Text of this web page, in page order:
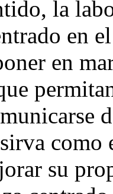
la
en
en
como
su